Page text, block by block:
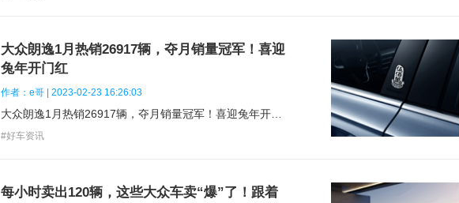
配气机构： DOHC
发动机位置：
发动机型号： DTK
大众朗逸1月热销26917辆，夺月销量冠军！喜迎
兔年开门红
作者：e哥 | 2023-02-23 16:26:03
大众朗逸1月热销26917辆，夺月销量冠军！喜迎兔年开门红
#好车资讯
每小时卖出120辆，这些大众车卖“爆”了！跟着